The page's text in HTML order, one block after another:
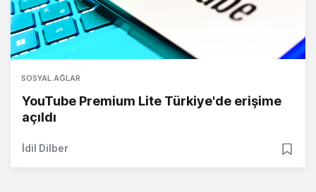
SOSYAL AĞLAR
YouTube Premium Lite Türkiye'de erişime
açıldı
İdil Dilber